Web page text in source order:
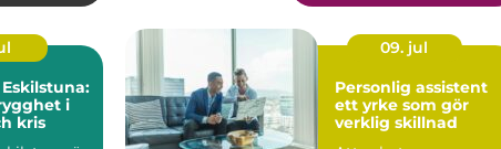
i
kris
09. jul
Personlig assistent
ett yrke som gör
verklig skillnad